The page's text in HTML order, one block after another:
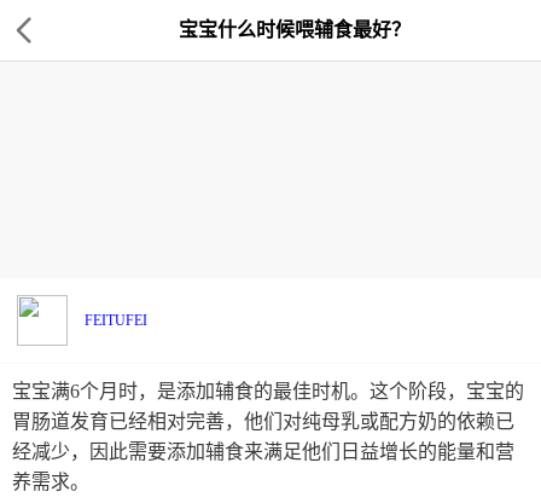
宝宝什么时候喂辅食最好？
FEITUFEI
宝宝满6个月时，是添加辅食的最佳时机。这个阶段，宝宝的
胃肠道发育已经相对完善，他们对纯母乳或配方奶的依赖已
经减少，因此需要添加辅食来满足他们日益增长的能量和营
养需求。